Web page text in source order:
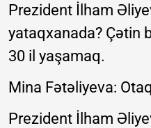
Prezident İlham
yataqxanada? Çətin
30 il yaşamaq.
Mina Fətəliyeva:
Prezident İlham